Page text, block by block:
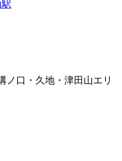
ノ口・久地・津田山エリ